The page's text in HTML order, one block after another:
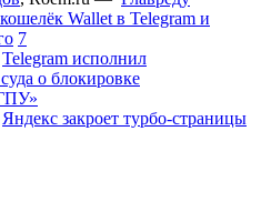
Wallet в Telegram и
7
Telegram исполнил
о блокировке
Яндекс закроет турбо-страницы